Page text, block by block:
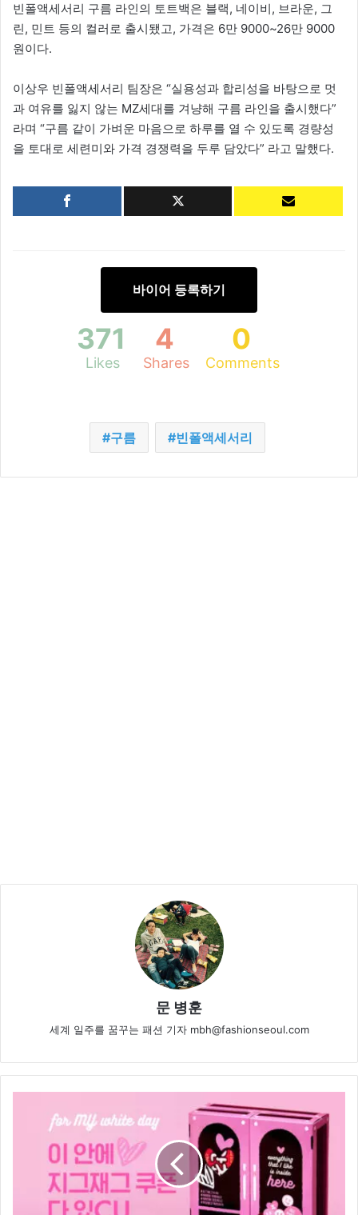
빈폴액세서리 구름 라인의 토트백은 블랙, 네이비, 브라운, 그
린, 민트 등의 컬러로 출시됐고, 가격은 6만 9000~26만 9000
원이다.
이상우 빈폴액세서리 팀장은 “실용성과 합리성을 바탕으로 멋
과 여유를 잃지 않는 MZ세대를 겨냥해 구름 라인을 출시했다”
라며 “구름 같이 가벼운 마음으로 하루를 열 수 있도록 경량성
을 토대로 세련미와 가격 경쟁력을 두루 담았다” 라고 말했다.
바이어 등록하기
371
Likes
4
Shares
0
Comments
구름 빈폴액세서리
문 병훈
세계 일주를 꿈꾸는 패션 기자 mbh@fashionseoul.com